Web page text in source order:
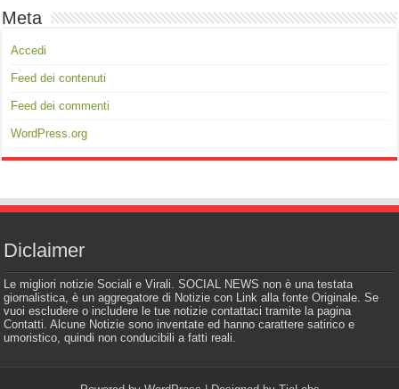
Meta
Accedi
Feed dei contenuti
Feed dei commenti
WordPress.org
Diclaimer
Le migliori notizie Sociali e Virali. SOCIAL NEWS non è una testata
giornalistica, è un aggregatore di Notizie con Link alla fonte Originale. Se
vuoi escludere o includere le tue notizie contattaci tramite la pagina
Contatti. Alcune Notizie sono inventate ed hanno carattere satirico e
umoristico, quindi non conducibili a fatti reali.